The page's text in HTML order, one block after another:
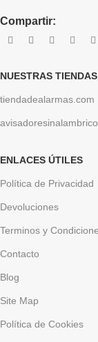
Compartir:
NUESTRAS TIENDAS
tiendadealarmas.com
ENLACES ÚTILES
Política de Privacidad
Devoluciones
Terminos y
Contacto
Blog
Site Map
Política de Cookies